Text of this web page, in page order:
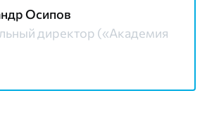
Осипов
директор («Академия